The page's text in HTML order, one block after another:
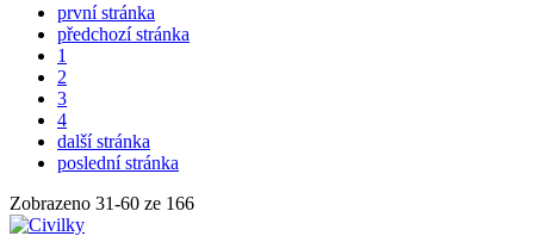
první stránka
předchozí stránka
1
2
3
4
další stránka
poslední stránka
Zobrazeno 31-60 ze 166